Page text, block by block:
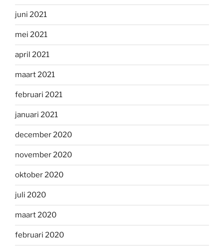
juni 2021
mei 2021
april 2021
maart 2021
februari 2021
januari 2021
december 2020
november 2020
oktober 2020
juli 2020
maart 2020
februari 2020